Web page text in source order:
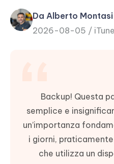
PDNob
PDF
New
Da Alberto Montasi
2026-08-05 /
Backup! Questa
semplice e
un’importanza
i giorni,
che utilizza un